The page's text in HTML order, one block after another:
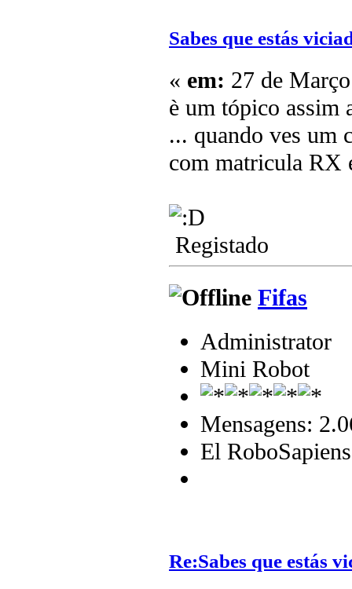
Sabes que estás
« em: 27 de
è um tópico assim
... quando ves um
com matricula
Registado
Fifas
Administrator
Mini Robot
Mensagens:
El RoboSapiens
Re:Sabes que estás